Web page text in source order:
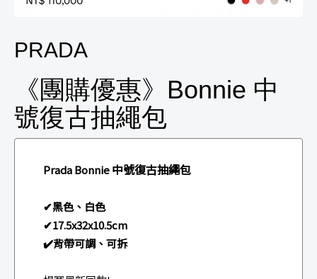
PRADA
《團購優惠》Bonnie 中
號復古抽繩包
Prada Bonnie中號復古抽繩包
✔黑色、白色
✔17.5x32x10.5cm
✔️背帶可調、可拆